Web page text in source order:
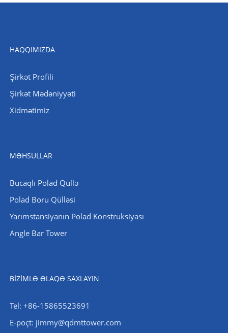
HAQQIMIZDA
Şirkət Profili
Şirkət Mədəniyyəti
Xidmətimiz
MƏHSULLAR
Bucaqlı Polad Qüllə
Polad Boru Qülləsi
Yarımstansiyanın Polad Konstruksiyası
Angle Bar Tower
BIZIMLƏ ƏLAQƏ SAXLAYIN
Tel: +86-15865523691
E-poçt: jimmy@qdmttower.com